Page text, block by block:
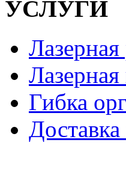
УСЛУГИ
Лазерная
Лазерная
Гибка
Доставка